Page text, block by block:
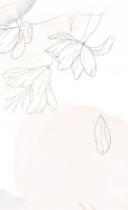
Перейти
к
содержанию